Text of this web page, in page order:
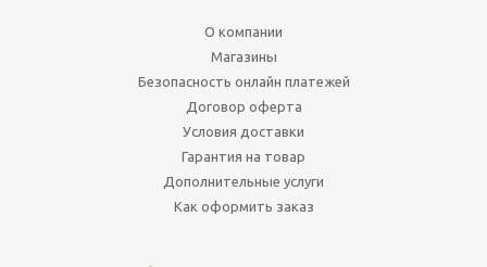
О компании
Магазины
Безопасность онлайн платежей
Договор оферта
Условия доставки
Гарантия на товар
Дополнительные услуги
Как оформить заказ